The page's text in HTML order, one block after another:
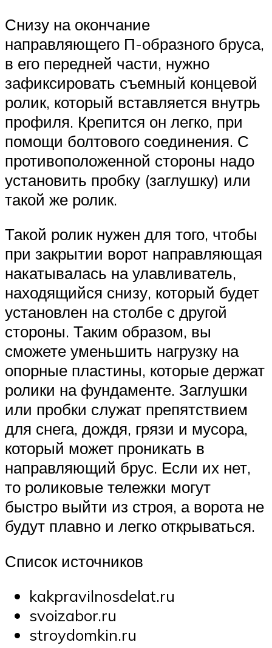
Снизу на окончание
направляющего П-образного бруса,
в его передней части, нужно
зафиксировать съемный концевой
ролик, который вставляется внутрь
профиля. Крепится он легко, при
помощи болтового соединения. С
противоположенной стороны надо
установить пробку (заглушку) или
такой же ролик.
Такой ролик нужен для того, чтобы
при закрытии ворот направляющая
накатывалась на улавливатель,
находящийся снизу, который будет
установлен на столбе с другой
стороны. Таким образом, вы
сможете уменьшить нагрузку на
опорные пластины, которые держат
ролики на фундаменте. Заглушки
или пробки служат препятствием
для снега, дождя, грязи и мусора,
который может проникать в
направляющий брус. Если их нет,
то роликовые тележки могут
быстро выйти из строя, а ворота не
будут плавно и легко открываться.
Список источников
kakpravilnosdelat.ru
svoizabor.ru
stroydomkin.ru